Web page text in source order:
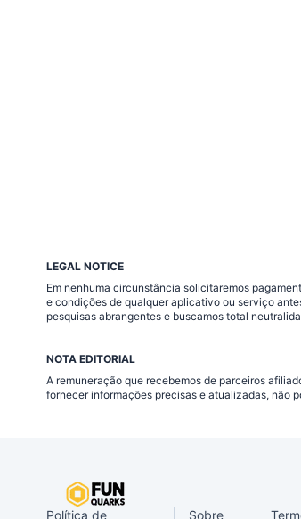
LEGAL NOTICE
Em nenhuma circunstância solicitaremos
e condições de qualquer aplicativo ou serviço
pesquisas abrangentes e buscamos total
NOTA EDITORIAL
A remuneração que recebemos de parceiros
fornecer informações precisas e atualizadas, não
Política de Sobre